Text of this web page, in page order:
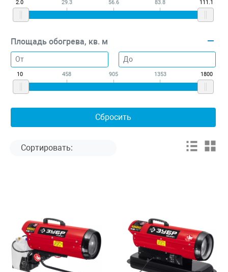
2.0 29.3 56.6 83.8 111.1
Площадь обогрева, кв. м
10 458 905 1353 1800